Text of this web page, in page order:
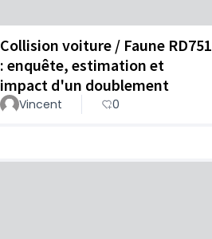
Collision voiture / Faune RD751
: enquête, estimation et
impact d'un doublement
Vincent 0